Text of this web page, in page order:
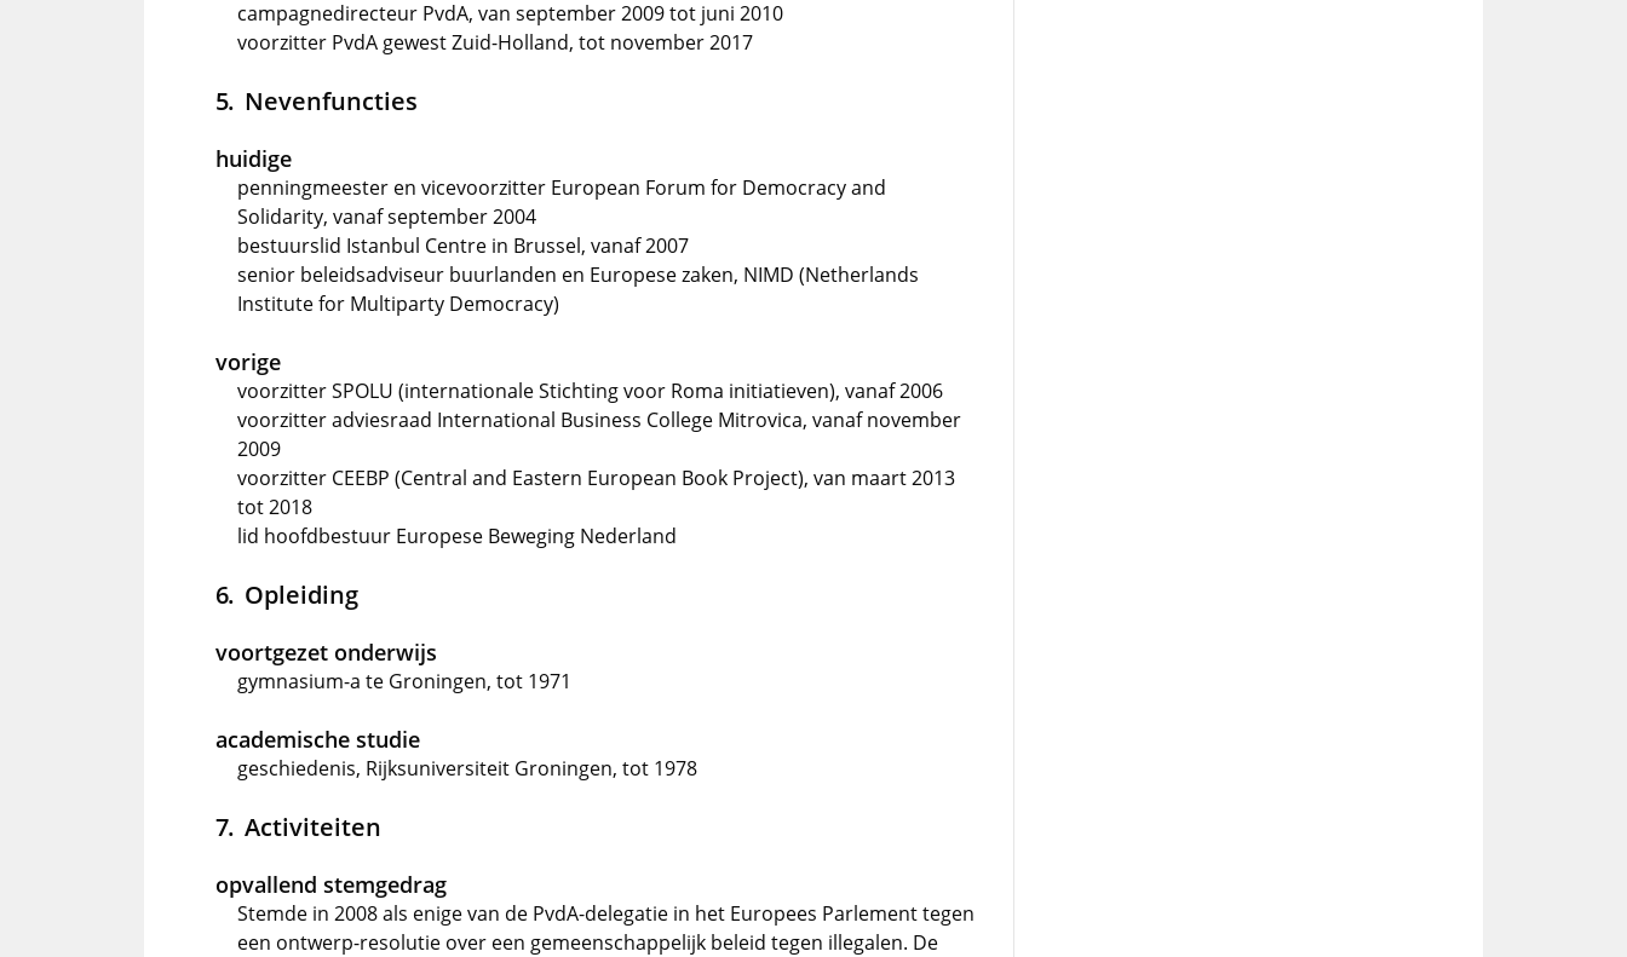
campagnedirecteur PvdA, van september 2009 tot juni 2010
voorzitter PvdA gewest Zuid-Holland, tot november 2017
Nevenfuncties
huidige
penningmeester en vicevoorzitter European Forum for Democracy and
Solidarity, vanaf september 2004
bestuurslid Istanbul Centre in Brussel, vanaf 2007
senior beleidsadviseur buurlanden en Europese zaken, NIMD (Netherlands
Institute for Multiparty Democracy)
vorige
voorzitter SPOLU (internationale Stichting voor Roma initiatieven), vanaf 2006
voorzitter adviesraad International Business College Mitrovica, vanaf november
2009
voorzitter CEEBP (Central and Eastern European Book Project), van maart 2013
tot 2018
lid hoofdbestuur Europese Beweging Nederland
Opleiding
voortgezet onderwijs
gymnasium-a te Groningen, tot 1971
academische studie
geschiedenis, Rijksuniversiteit Groningen, tot 1978
Activiteiten
opvallend stemgedrag
Stemde in 2008 als enige van de PvdA-delegatie in het Europees Parlement tegen
een ontwerp-resolutie over een gemeenschappelijk beleid tegen illegalen. De